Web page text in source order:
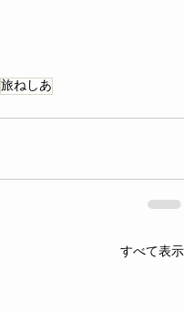
旅ねしあ
すべて表示